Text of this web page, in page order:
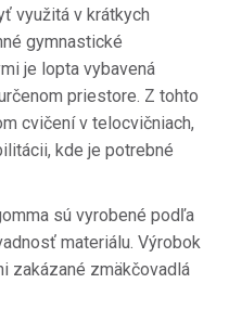
využitá v krátkych
gymnastické
je lopta vybavená
priestore. Z tohto
cvičení v telocvičniach,
kde je potrebné
sú vyrobené podľa
materiálu. Výrobok
zakázané zmäkčovadlá